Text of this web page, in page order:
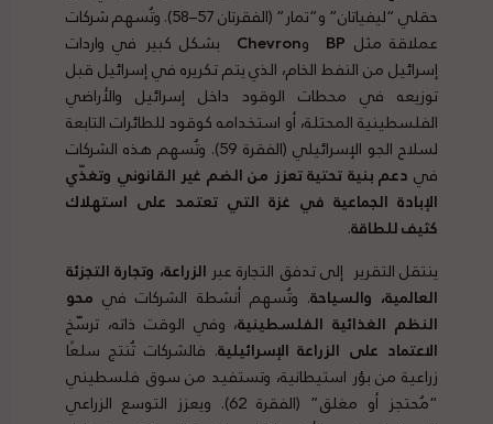
حقلي “ليفياتان” و”تمار” (الفقرتان 57–58). وتُسهم شركات
عملاقة مثل BP وChevron بشكل كبير في واردات
إسرائيل من النفط الخام، الذي يتم تكريره في إسرائيل قبل
توزيعه في محطات الوقود داخل إسرائيل والأراضي
الفلسطينية المحتلة، أو استخدامه كوقود للطائرات التابعة
لسلاح الجو الإسرائيلي (الفقرة 59). وتُسهم هذه الشركات
في دعم بنية تحتية تعزز من الضم غير القانوني وتغذّي
الإبادة الجماعية في غزة التي تعتمد على استهلاك
كثيف للطاقة.
ينتقل التقرير إلى تدفق التجارة عبر الزراعة، وتجارة التجزئة
العالمية، والسياحة. وتُسهم أنشطة الشركات في محو
النظم الغذائية الفلسطينية، وفي الوقت ذاته، ترسّخ
الاعتماد على الزراعة الإسرائيلية. فالشركات تُنتج سلعًا
زراعية من بؤر استيطانية، وتستفيد من سوق فلسطيني
“مُحتجز أو مغلق” (الفقرة 62). ويعزز التوسع الزراعي